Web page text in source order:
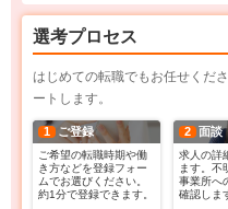
選考プロセス
はじめての転職でもお任せくだ
ートします。
1 ご登録
ご希望の転職時期や働
き方などを登録フォー
ムでお選びください。
約1分で登録できます。
2 面談
求人の詳
ます。不
事業所へ
確認しま